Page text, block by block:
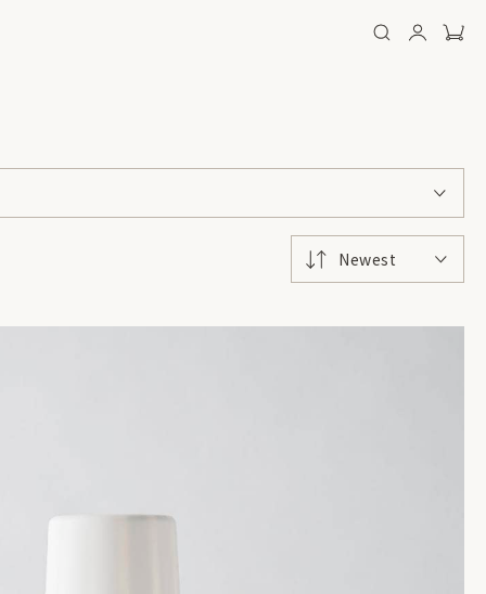
Newest